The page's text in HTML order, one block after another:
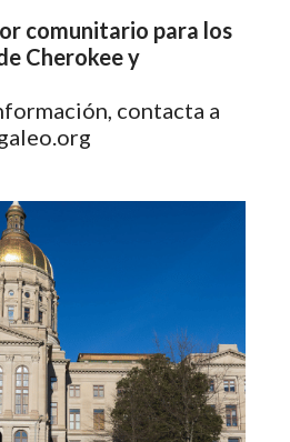
comunitario para los
Cherokee y
contacta a